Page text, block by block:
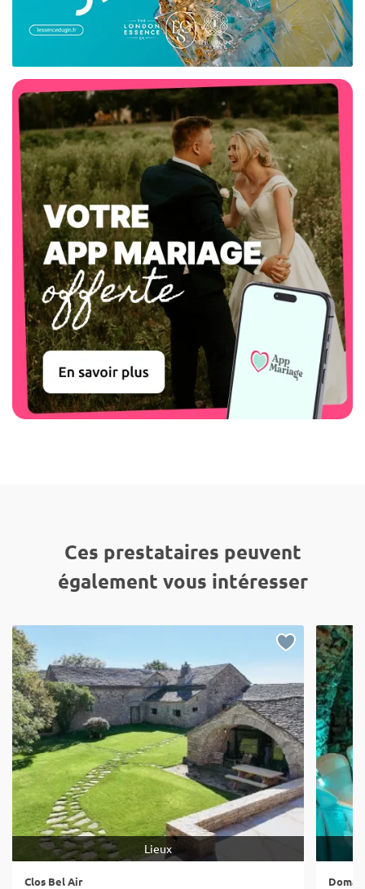
Ces prestataires peuvent
également vous intéresser
Lieux
Clos Bel Air